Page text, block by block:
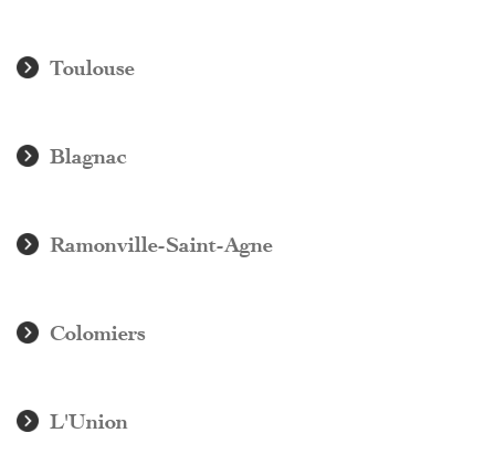
Toulouse
Blagnac
Ramonville-Saint-Agne
Colomiers
L'Union